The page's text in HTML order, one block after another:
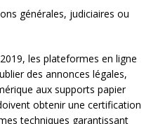
générales, judiciaires ou
les plateformes en ligne
des annonces légales,
aux supports papier
obtenir une certification
techniques garantissant